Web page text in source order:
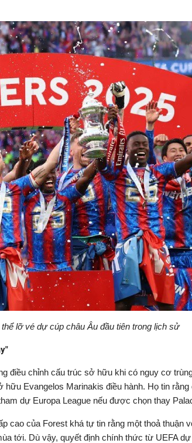
lỡ vé dự cúp châu Âu đầu tiên trong lịch sử
điều chỉnh cấu trúc sở hữu khi có nguy cơ
Evangelos Marinakis điều hành. Họ tin rằng
dự Europa League nếu được chọn thay
cao của Forest khá tự tin rằng một thoả thuận
tới. Dù vậy, quyết định chính thức từ UEFA